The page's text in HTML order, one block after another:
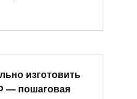
изготовить
— пошаговая